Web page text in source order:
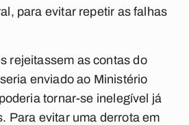
para evitar repetir as falhas
rejeitassem as contas do
enviado ao Ministério
tornar-se inelegível já
Para evitar uma derrota em